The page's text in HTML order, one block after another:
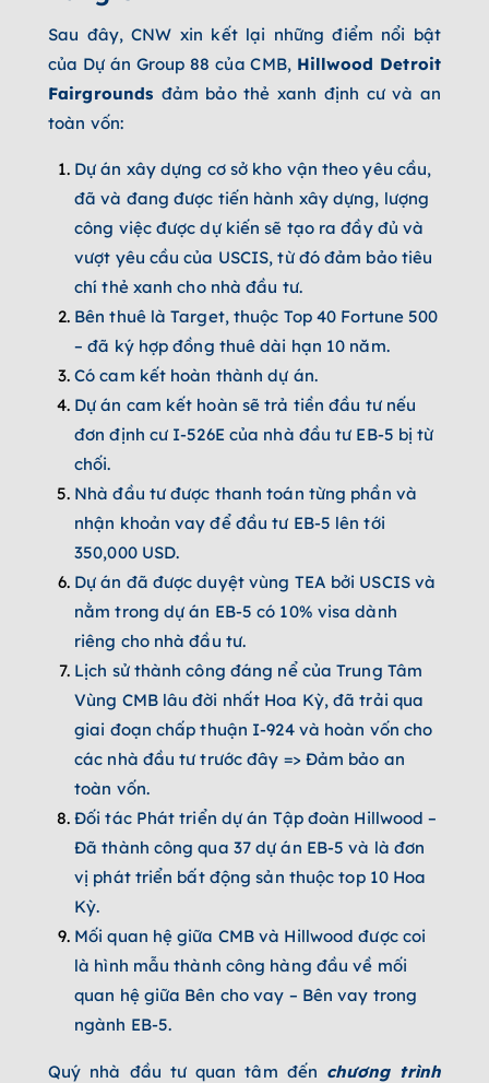
Sau đây, CNW xin kết lại những điểm nổi bật
của Dự án Group 88 của CMB, Hillwood Detroit
Fairgrounds đảm bảo thẻ xanh định cư và an
toàn vốn:
Dự án xây dựng cơ sở kho vận theo yêu cầu,
đã và đang được tiến hành xây dựng, lượng
công việc được dự kiến sẽ tạo ra đầy đủ và
vượt yêu cầu của USCIS, từ đó đảm bảo tiêu
chí thẻ xanh cho nhà đầu tư.
Bên thuê là Target, thuộc Top 40 Fortune 500
–đã ký hợp đồng thuê dài hạn 10 năm.
Có cam kết hoàn thành dự án.
Dự án cam kết hoàn sẽ trả tiền đầu tư nếu
đơn định cư I-526E của nhà đầu tư EB-5 bị từ
chối.
Nhà đầu tư được thanh toán từng phần và
nhận khoản vay để đầu tư EB-5 lên tới
350,000 USD.
Dự án đã được duyệt vùng TEA bởi USCIS và
nằm trong dự án EB-5 có 10% visa dành
riêng cho nhà đầu tư.
Lịch sử thành công đáng nể của Trung Tâm
Vùng CMB lâu đời nhất Hoa Kỳ, đã trải qua
giai đoạn chấp thuận I-924 và hoàn vốn cho
các nhà đầu tư trước đây => Đảm bảo an
toàn vốn.
Đối tác Phát triển dự án Tập đoàn Hillwood –
Đã thành công qua 37 dự án EB-5 và là đơn
vị phát triển bất động sản thuộc top 10 Hoa
Kỳ.
Mối quan hệ giữa CMB và Hillwood được coi
là hình mẫu thành công hàng đầu về mối
quan hệ giữa Bên cho vay – Bên vay trong
ngành EB-5.
Quý nhà đầu tư quan tâm đến chương trình